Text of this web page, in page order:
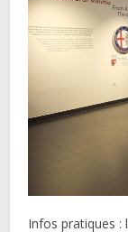
Infos pratiques :